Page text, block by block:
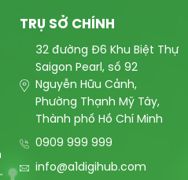
TRỤ SỞ CHÍNH
32 đường Đ6 Khu Biệt Thự
Saigon Pearl, số 92
Nguyễn Hữu Cảnh,
Phường Thạnh Mỹ Tây,
Thành phố Hồ Chí Minh
0909 999 999
info@a1digihub.com